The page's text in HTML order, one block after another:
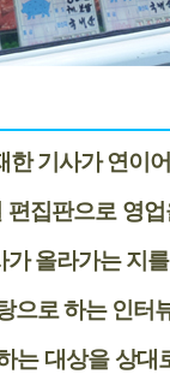
기사가 연이
집판으로 영
올라가는 지
으로 하는 인
는 대상을 상